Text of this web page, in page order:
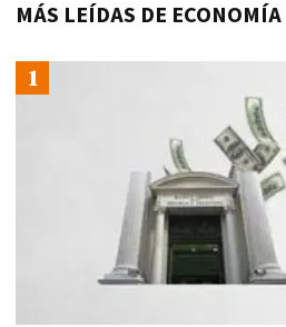
MÁS LEÍDAS DE ECONOMÍA